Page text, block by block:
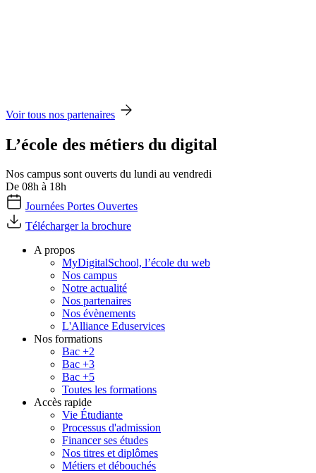
Voir tous nos partenaires
L’école des métiers du digital
Nos campus sont ouverts du lundi au vendredi
De 08h à 18h
Journées Portes Ouvertes
Télécharger la brochure
A propos
MyDigitalSchool, l’école du web
Nos campus
Notre actualité
Nos partenaires
Nos évènements
L'Alliance Eduservices
Nos formations
Bac +2
Bac +3
Bac +5
Toutes les formations
Accès rapide
Vie Étudiante
Processus d'admission
Financer ses études
Nos titres et diplômes
Métiers et débouchés